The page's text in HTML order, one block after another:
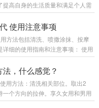
高自身的生活质量和满足个人需
种方法来增强自己的能力。延时
逐渐被男性群体广泛采用。今
事项。一、使用后的清洁问题在
要进行清洁呢？这个问题的答案其
般来说，如果需要清洁，最...
使用注意事项
方法包括清洗、喷撒涂抹、按摩
细的使用指南和注意事项： 使用
生殖器区域清洁干燥，特别是冠状
喷剂均匀喷洒在生殖器上，特别
摩时间约12分钟。 等待起效：喷
喷剂成分充分发挥作用。 注意事
，什么感觉？
用方法：清洗相关部位。取出2
个方向的拉伸。享久女用和男用
没有任何影响。女用精油可用于